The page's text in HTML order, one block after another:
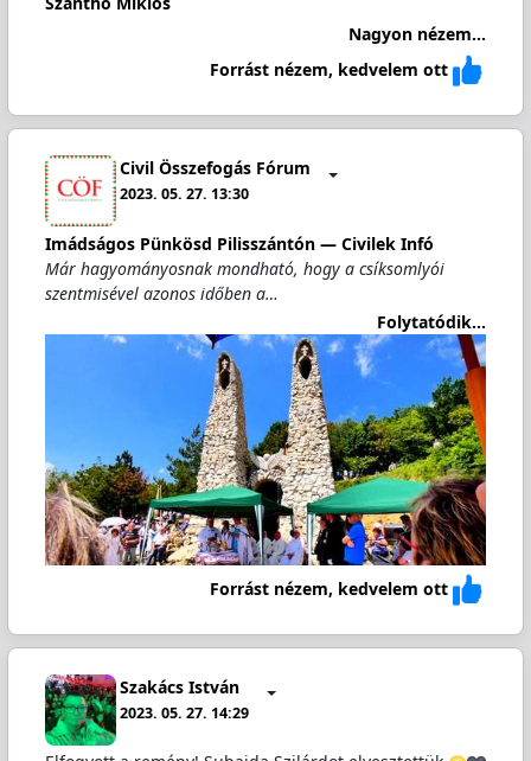
Nagyon nézem...
Forrást nézem, kedvelem ott
Civil Összefogás Fórum
2023. 05. 27. 13:30
Imádságos Pünkösd Pilisszántón — Civilek Infó
Már hagyományosnak mondható, hogy a csíksomlyói
szentmisével azonos időben a…
Folytatódik...
Forrást nézem, kedvelem ott
Szakács István
2023. 05. 27. 14:29